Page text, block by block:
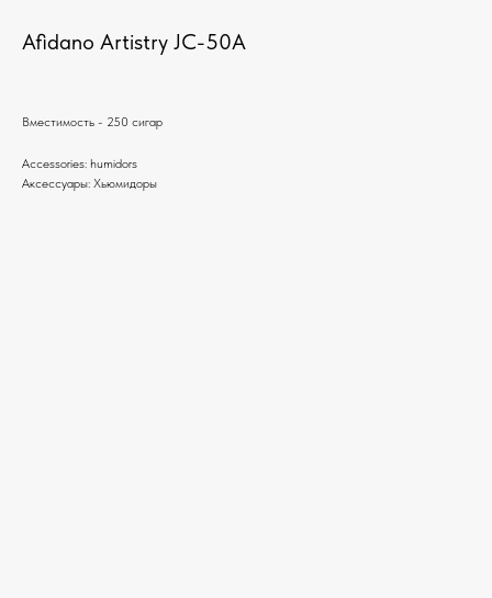
Afidano Artistry JC-50A
Вместимость - 250 сигар
Accessories: humidors
Аксессуары: Хьюмидоры